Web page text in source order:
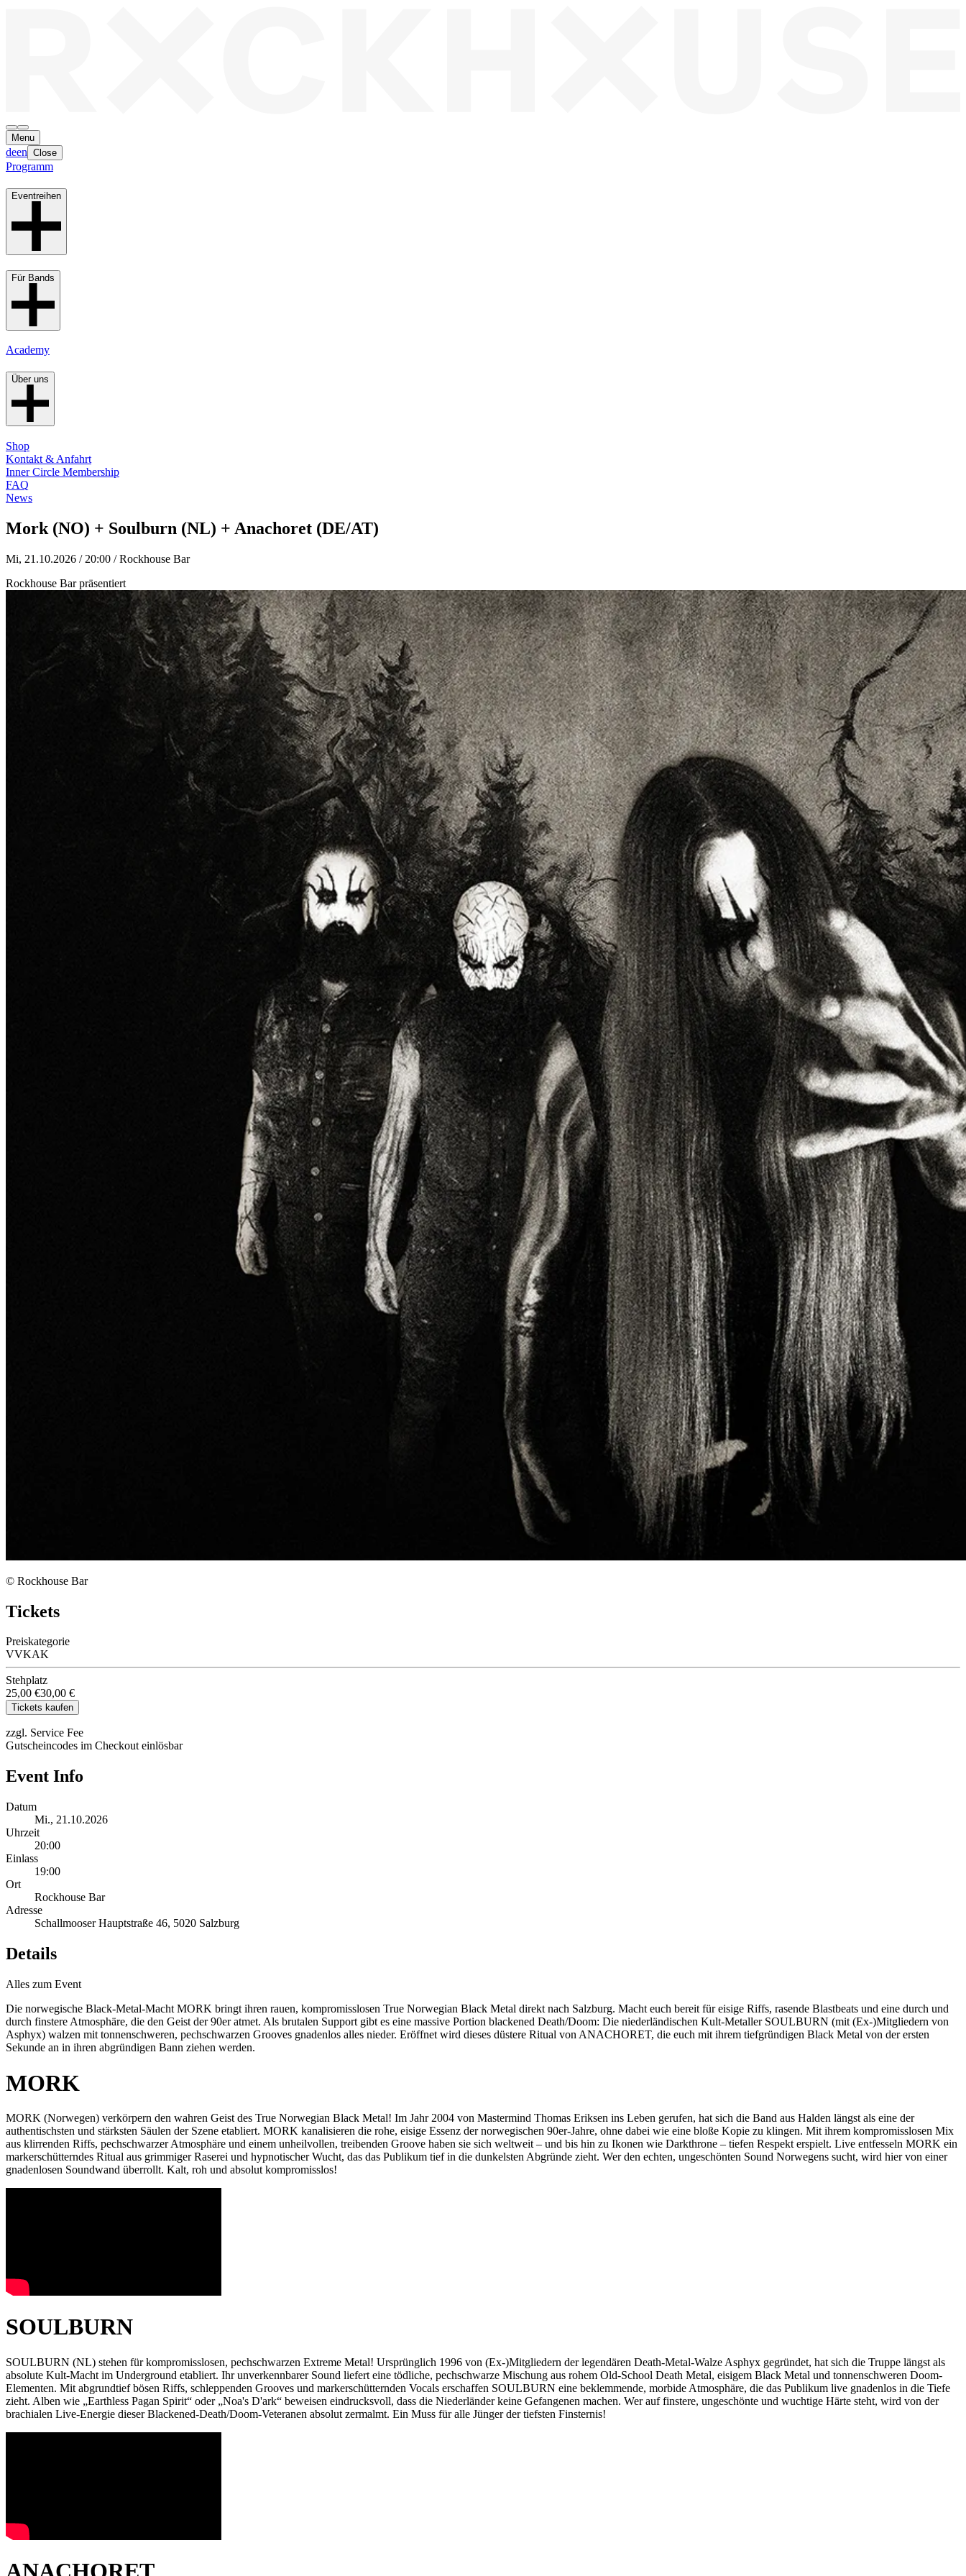
Menu
deen Close
Programm
Eventreihen
Für Bands
Academy
Über uns
Shop
Kontakt & Anfahrt
Inner Circle Membership
FAQ
News
Mork (NO) + Soulburn (NL) + Anachoret (DE/AT)
Mi, 21.10.2026 / 20:00 / Rockhouse Bar
Rockhouse Bar präsentiert
© Rockhouse Bar
Tickets
Preiskategorie
VVKAK
Stehplatz
25,00 €30,00 €
Tickets kaufen
zzgl. Service Fee
Gutscheincodes im Checkout einlösbar
Event Info
Datum
Mi., 21.10.2026
Uhrzeit
20:00
Einlass
19:00
Ort
Rockhouse Bar
Adresse
Schallmooser Hauptstraße 46, 5020 Salzburg
Details
Alles zum Event
Die norwegische Black-Metal-Macht MORK bringt ihren rauen, kompromisslosen True Norwegian Black Metal direkt nach Salzburg. Macht euch bereit für eisige Riffs, rasende Blastbeats und eine durch und
durch finstere Atmosphäre, die den Geist der 90er atmet. Als brutalen Support gibt es eine massive Portion blackened Death/Doom: Die niederländischen Kult-Metaller SOULBURN (mit (Ex-)Mitgliedern von
Asphyx) walzen mit tonnenschweren, pechschwarzen Grooves gnadenlos alles nieder. Eröffnet wird dieses düstere Ritual von ANACHORET, die euch mit ihrem tiefgründigen Black Metal von der ersten
Sekunde an in ihren abgründigen Bann ziehen werden.
MORK
MORK (Norwegen) verkörpern den wahren Geist des True Norwegian Black Metal! Im Jahr 2004 von Mastermind Thomas Eriksen ins Leben gerufen, hat sich die Band aus Halden längst als eine der
authentischsten und stärksten Säulen der Szene etabliert. MORK kanalisieren die rohe, eisige Essenz der norwegischen 90er-Jahre, ohne dabei wie eine bloße Kopie zu klingen. Mit ihrem kompromisslosen Mix
aus klirrenden Riffs, pechschwarzer Atmosphäre und einem unheilvollen, treibenden Groove haben sie sich weltweit – und bis hin zu Ikonen wie Darkthrone – tiefen Respekt erspielt. Live entfesseln MORK ein
markerschütterndes Ritual aus grimmiger Raserei und hypnotischer Wucht, das das Publikum tief in die dunkelsten Abgründe zieht. Wer den echten, ungeschönten Sound Norwegens sucht, wird hier von einer
gnadenlosen Soundwand überrollt. Kalt, roh und absolut kompromisslos!
SOULBURN
SOULBURN (NL) stehen für kompromisslosen, pechschwarzen Extreme Metal! Ursprünglich 1996 von (Ex-)Mitgliedern der legendären Death-Metal-Walze Asphyx gegründet, hat sich die Truppe längst als
absolute Kult-Macht im Underground etabliert. Ihr unverkennbarer Sound liefert eine tödliche, pechschwarze Mischung aus rohem Old-School Death Metal, eisigem Black Metal und tonnenschweren Doom-
Elementen. Mit abgrundtief bösen Riffs, schleppenden Grooves und markerschütternden Vocals erschaffen SOULBURN eine beklemmende, morbide Atmosphäre, die das Publikum live gnadenlos in die Tiefe
zieht. Alben wie „Earthless Pagan Spirit“ oder „Noa's D'ark“ beweisen eindrucksvoll, dass die Niederländer keine Gefangenen machen. Wer auf finstere, ungeschönte und wuchtige Härte steht, wird von der
brachialen Live-Energie dieser Blackened-Death/Doom-Veteranen absolut zermalmt. Ein Muss für alle Jünger der tiefsten Finsternis!